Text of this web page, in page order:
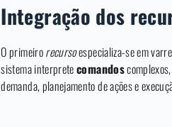
Integração dos
O primeirorecursoespecializa-se em
sistema interpretecomandos
demanda, planejamento de ações e